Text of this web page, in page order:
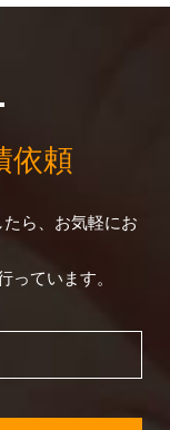
依頼
ら、お気軽にお
っています。